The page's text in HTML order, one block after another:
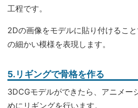
工程です。
2Dの画像をモデルに貼り付けるこ
の細かい模様を表現します。
5.リギングで骨格を作る
3DCGモデルができたら、アニメー
めにリギングを行います。